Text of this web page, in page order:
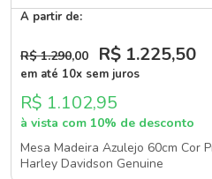
A partir de:
R$ 1.290,00 R$ 1.225,50
em até 10x sem juros
R$ 1.102,95
à vista com 10% de desconto
Mesa Madeira Azulejo 60cm Cor
Harley Davidson Genuine